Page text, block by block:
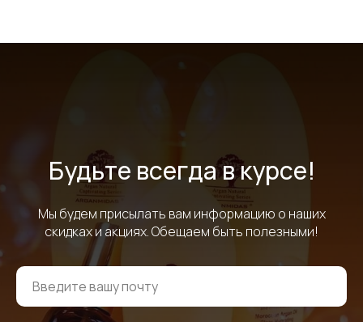
Будьте всегда в курсе!
Мы будем присылать вам информацию о наших
скидках и акциях. Обещаем быть полезными!